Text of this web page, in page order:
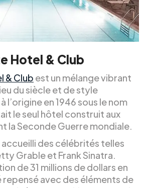
Hotel & Club
& Club est un mélange vibrant
du siècle et de style
l’origine en 1946 sous le nom
le seul hôtel construit aux
la Seconde Guerre mondiale.
accueilli des célébrités telles
Grable et Frank Sinatra.
de 31 millions de dollars en
repensé avec des éléments de